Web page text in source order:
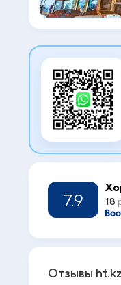
7.9 18
Отзывы ht.kz